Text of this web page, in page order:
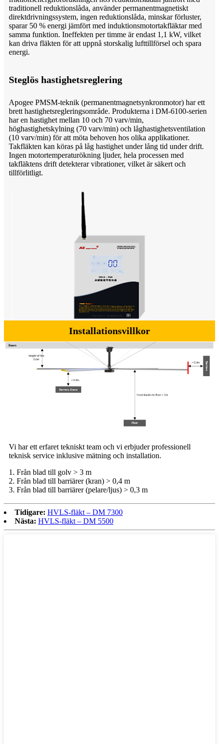
traditionell reduktionslåda, använder permanentmagnetiskt
direktdrivningssystem, ingen reduktionslåda, minskar förluster,
sparar 50 % energi jämfört med induktionsmotortakfläktar med
samma funktion. Ineffekten per timme är endast 1,1 kW, vilket
kan driva fläkten för att uppnå storskalig lufttillförsel och spara
energi.
Steglös hastighetsreglering
Apogee PMSM-teknik (permanentmagnetsynkronmotor) har ett
brett hastighetsregleringsområde. Produkterna i DM-6100-serien
har en hastighet mellan 10 och 70 varv/min,
höghastighetskylning (70 varv/min) och låghastighetsventilation
(10 varv/min) för att möta behoven hos olika applikationer.
Takfläkten kan köras på låg hastighet under lång tid under drift.
Ingen motortemperaturökning ljuder, hela processen med
takfläktens drift detekterar vibrationer, vilket är säkert och
tillförlitligt.
Installationsvillkor
Vi har ett erfaret tekniskt team och vi erbjuder professionell
teknisk service inklusive mätning och installation.
1. Från blad till golv > 3 m
2. Från blad till barriärer (kran) > 0,4 ​​m
3. Från blad till barriärer (pelare/ljus) > 0,3 m
Tidigare: HVLS-fläkt – DM 7300
Nästa: HVLS-fläkt – DM 5500